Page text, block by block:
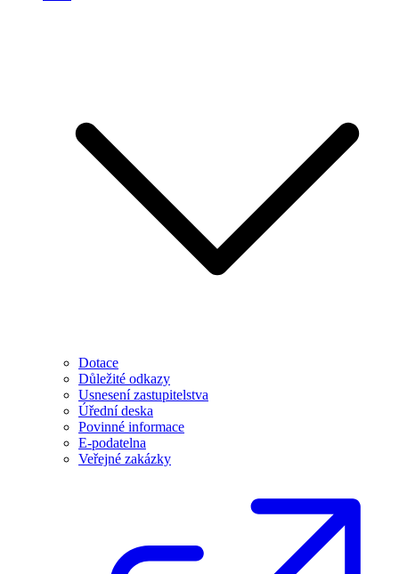
Dotace
Důležité odkazy
Usnesení zastupitelstva
Úřední deska
Povinné informace
E-podatelna
Veřejné zakázky